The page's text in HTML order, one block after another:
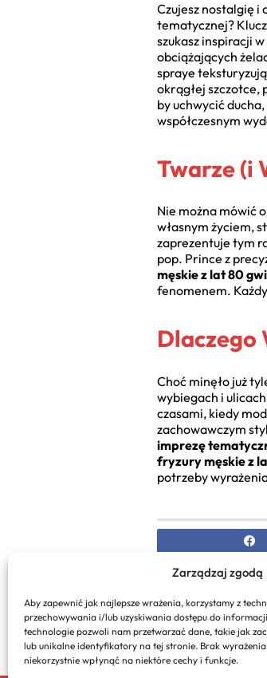
Zarządzaj zgodą
Aby zapewnić jak najlepsze wrażenia, korzystamy z
przechowywania i/lub uzyskiwania dostępu do
technologie pozwoli nam przetwarzać dane, takie jak
lub unikalne identyfikatory na tej stronie. Brak
niekorzystnie wpłynąć na niektóre cechy i funkcje.
Czujesz nostalgię i
tematycznej?
szukasz inspiracji
obciążających
spraye
okrągłej szczotce,
by uchwycić
współczesnym
Twarze (i
Nie można mówić
własnym życiem,
zaprezentuje tym
pop. Prince z
męskie z lat 80
fenomenem.
Dlaczego
Choć minęło już
wybiegach i
czasami, kiedy
zachowawczym
imprezę
fryzury męskie z
potrzeby
Jak Zrobić
Fryzura